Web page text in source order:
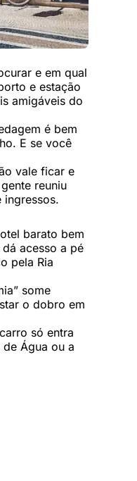
e em qual
e estação
amigáveis do
é bem
E se você
vale ficar e
reuniu
barato bem
dá acesso a pé
pela Ria
some
o dobro em
só entra
Água ou a